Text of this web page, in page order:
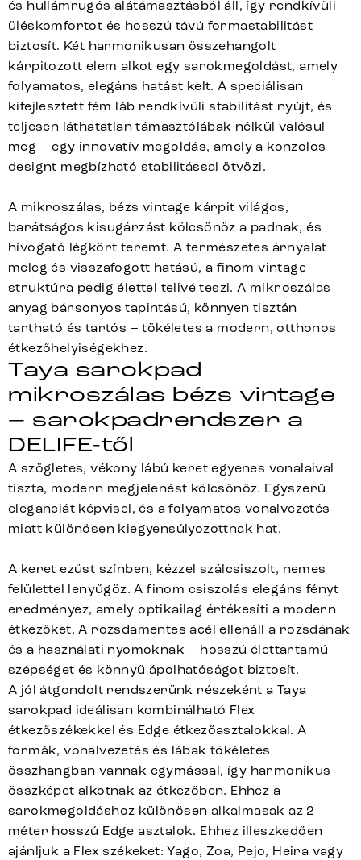
és hullámrugós alátámasztásból áll, így rendkívüli
üléskomfortot és hosszú távú formastabilitást
biztosít. Két harmonikusan összehangolt
kárpitozott elem alkot egy sarokmegoldást, amely
folyamatos, elegáns hatást kelt. A speciálisan
kifejlesztett fém láb rendkívüli stabilitást nyújt, és
teljesen láthatatlan támasztólábak nélkül valósul
meg – egy innovatív megoldás, amely a konzolos
designt megbízható stabilitással ötvözi.
A mikroszálas, bézs vintage kárpit világos,
barátságos kisugárzást kölcsönöz a padnak, és
hívogató légkört teremt. A természetes árnyalat
meleg és visszafogott hatású, a finom vintage
struktúra pedig élettel telivé teszi. A mikroszálas
anyag bársonyos tapintású, könnyen tisztán
tartható és tartós – tökéletes a modern, otthonos
étkezőhelyiségekhez.
Taya sarokpad
mikroszálas bézs vintage
– sarokpadrendszer a
DELIFE-től
A szögletes, vékony lábú keret egyenes vonalaival
tiszta, modern megjelenést kölcsönöz. Egyszerű
eleganciát képvisel, és a folyamatos vonalvezetés
miatt különösen kiegyensúlyozottnak hat.
A keret ezüst színben, kézzel szálcsiszolt, nemes
felülettel lenyűgöz. A finom csiszolás elegáns fényt
eredményez, amely optikailag értékesíti a modern
étkezőket. A rozsdamentes acél ellenáll a rozsdának
és a használati nyomoknak – hosszú élettartamú
szépséget és könnyű ápolhatóságot biztosít.
A jól átgondolt rendszerünk részeként a Taya
sarokpad ideálisan kombinálható Flex
étkezőszékekkel és Edge étkezőasztalokkal. A
formák, vonalvezetés és lábak tökéletes
összhangban vannak egymással, így harmonikus
összképet alkotnak az étkezőben. Ehhez a
sarokmegoldáshoz különösen alkalmasak az 2
méter hosszú Edge asztalok. Ehhez illeszkedően
ajánljuk a Flex székeket: Yago, Zoa, Pejo, Heira vagy